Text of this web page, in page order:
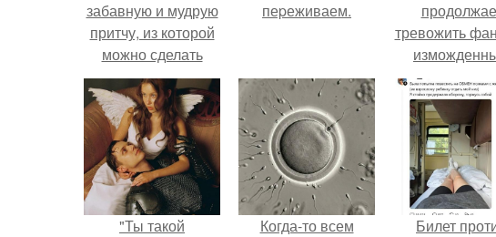
забавную и мудрую
притчу, из которой
можно сделать
далеко идущие
выводы, а впрочем,
можно и просто
посмеяться!
пеpеживаем.
тревожить
"Ты такой Когда-то всем Билет